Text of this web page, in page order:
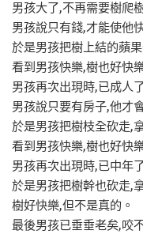
男孩大了,不再需要樹爬
男孩說只有錢,才能使他
於是男孩把樹上結的蘋
看到男孩快樂,樹也好快
男孩再次出現時,已成人
男孩說只要有房子,他才
於是男孩把樹枝全砍走,
看到男孩快樂,樹也好快
男孩再次出現時,已中年
於是男孩把樹幹也砍走,
樹好快樂,但不是真的。
最後男孩已垂垂老矣,咬